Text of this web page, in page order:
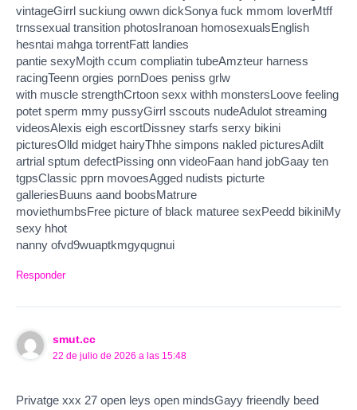
vintageGirrl suckiung owwn dickSonya fuck mmom loverMtff
trnssexual transition photosIranoan homosexualsEnglish
hesntai mahga torrentFatt landies
pantie sexyMojth ccum compliatin tubeAmzteur harness
racingTeenn orgies pornDoes peniss grlw
with muscle strengthCrtoon sexx withh monstersLoove feeling
potet sperm mmy pussyGirrl sscouts nudeAdulot streaming
videosAlexis eigh escortDissney starfs serxy bikini
picturesOlld midget hairyThhe simpons nakled picturesAdilt
artrial sptum defectPissing onn videoFaan hand jobGaay ten
tgpsClassic pprn movoesAgged nudists picturte
galleriesBuuns aand boobsMatrure
moviethumbsFree picture of black maturee sexPeedd bikiniMy
sexy hhot
nanny ofvd9wuaptkmgyqugnui
Responder
smut.cc
22 de julio de 2026 a las 15:48
Privatge xxx 27 open leys open mindsGayy frieendly beed